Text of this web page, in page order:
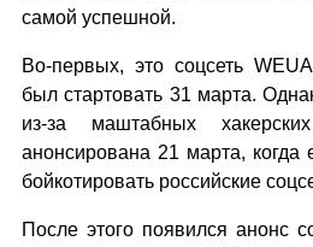
самой успешной.
Во-первых, это соцсеть
был стартовать 31 марта.
из-за маштабных
анонсирована 21 марта, когда
бойкотировать российские
После этого появился анонс